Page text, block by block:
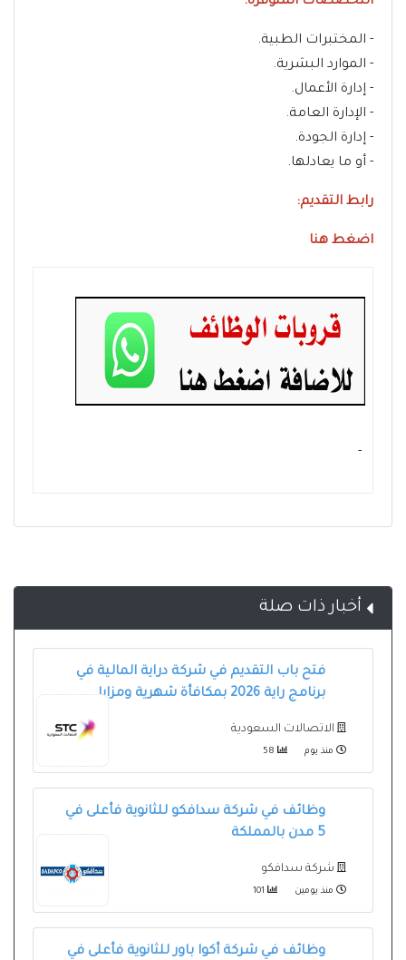
- المختبرات الطبية.
- الموارد البشرية.
- إدارة الأعمال.
- الإدارة العامة.
- إدارة الجودة.
- أو ما يعادلها.
رابط التقديم:
اضغط هنا
- ‏
أخبار ذات صلة
فتح باب التقديم في شركة دراية المالية في
برنامج راية 2026 بمكافأة شهرية ومزايا
الاتصالات السعودية
منذ يوم
وظائف في شركة سدافكو للثانوية فأعلى في
5 مدن بالمملكة
شركة سدافكو
منذ يومين
وظائف في شركة أكوا باور للثانوية فأعلى في